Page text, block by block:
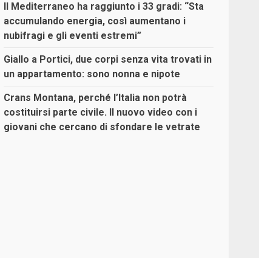
Il Mediterraneo ha raggiunto i 33 gradi: “Sta
accumulando energia, così aumentano i
nubifragi e gli eventi estremi”
Giallo a Portici, due corpi senza vita trovati in
un appartamento: sono nonna e nipote
Crans Montana, perché l’Italia non potrà
costituirsi parte civile. Il nuovo video con i
giovani che cercano di sfondare le vetrate